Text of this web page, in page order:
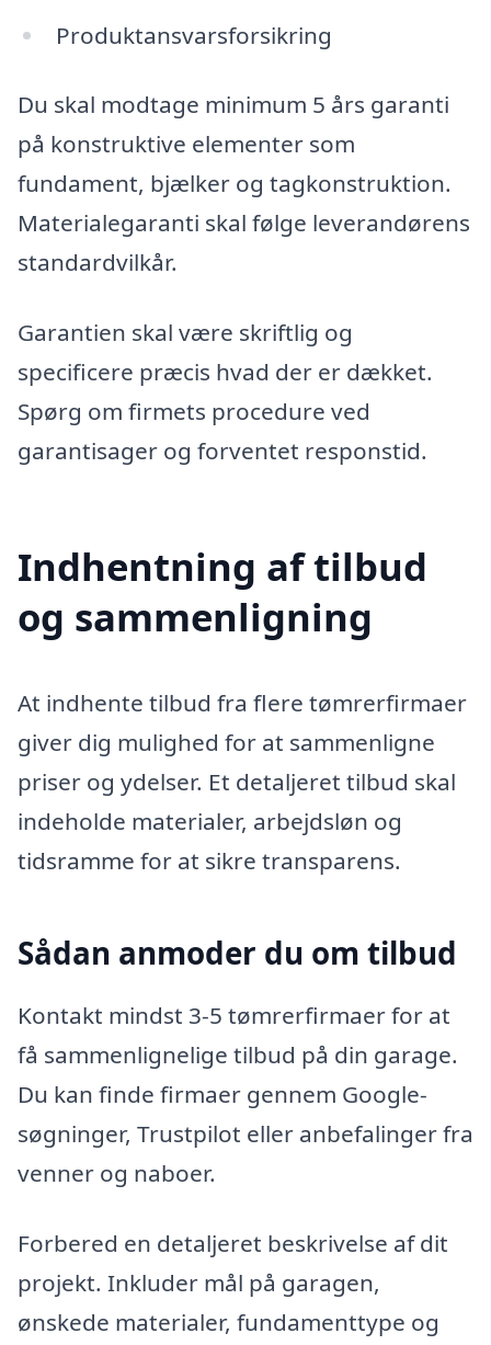
Produktansvarsforsikring
Du skal modtage minimum 5 års garanti
på konstruktive elementer som
fundament, bjælker og tagkonstruktion.
Materialegaranti skal følge leverandørens
standardvilkår.
Garantien skal være skriftlig og
specificere præcis hvad der er dækket.
Spørg om firmets procedure ved
garantisager og forventet responstid.
Indhentning af tilbud
og sammenligning
At indhente tilbud fra flere tømrerfirmaer
giver dig mulighed for at sammenligne
priser og ydelser. Et detaljeret tilbud skal
indeholde materialer, arbejdsløn og
tidsramme for at sikre transparens.
Sådan anmoder du om tilbud
Kontakt mindst 3-5 tømrerfirmaer for at
få sammenlignelige tilbud på din garage.
Du kan finde firmaer gennem Google-
søgninger, Trustpilot eller anbefalinger fra
venner og naboer.
Forbered en detaljeret beskrivelse af dit
projekt. Inkluder mål på garagen,
ønskede materialer, fundamenttype og